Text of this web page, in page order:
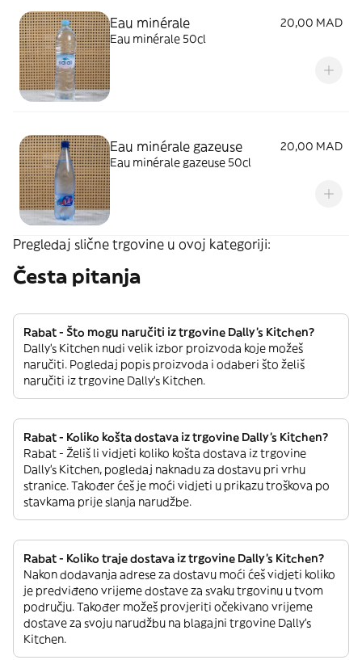
Eau minérale
20,00 MAD
Eau minérale 50cl
Eau minérale gazeuse
20,00 MAD
Eau minérale gazeuse 50cl
Pregledaj slične trgovine u ovoj kategoriji:
Česta pitanja
Rabat - Što mogu naručiti iz trgovine Dally's Kitchen?
Dally's Kitchen nudi velik izbor proizvoda koje možeš
naručiti. Pogledaj popis proizvoda i odaberi što želiš
naručiti iz trgovine Dally's Kitchen.
Rabat - Koliko košta dostava iz trgovine Dally's Kitchen?
Rabat - Želiš li vidjeti koliko košta dostava iz trgovine
Dally's Kitchen, pogledaj naknadu za dostavu pri vrhu
stranice. Također ćeš je moći vidjeti u prikazu troškova po
stavkama prije slanja narudžbe.
Rabat - Koliko traje dostava iz trgovine Dally's Kitchen?
Nakon dodavanja adrese za dostavu moći ćeš vidjeti koliko
je predviđeno vrijeme dostave za svaku trgovinu u tvom
području. Također možeš provjeriti očekivano vrijeme
dostave za svoju narudžbu na blagajni trgovine Dally's
Kitchen.